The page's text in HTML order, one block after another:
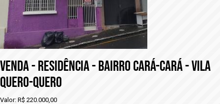
VENDA - RESIDÊNCIA - BAIRRO CARÁ-CARÁ - VILA
QUERO-QUERO
Valor: R$ 220.000,00